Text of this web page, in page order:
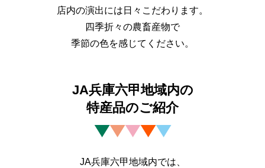
店内の演出には日々こだわります。
四季折々の農畜産物で
季節の色を感じてください。
JA兵庫六甲地域内の
特産品のご紹介
JA兵庫六甲地域内では、